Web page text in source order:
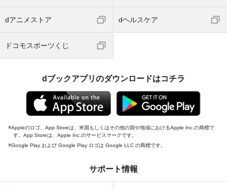
dアニメストア dヘルスケア
ドコモスポーツくじ
dブックアプリのダウンロードはコチラ
Appleのロゴ、App Storeは、米国もしくはその他の国や地域におけるApple Inc.の商標で
す。App Storeは、Apple Inc.のサービスマークです。
Google Play および Google Play ロゴは Google LLC の商標です。
サポート情報